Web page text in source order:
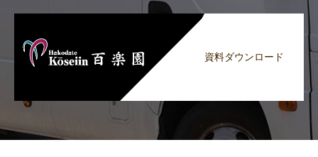
資料ダウンロード